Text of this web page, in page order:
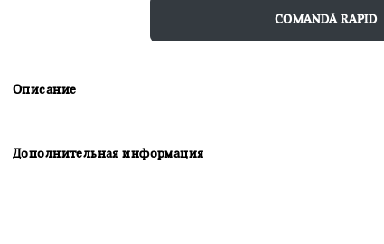
COMANDĂ RAPID
Описание
Дополнительная информация